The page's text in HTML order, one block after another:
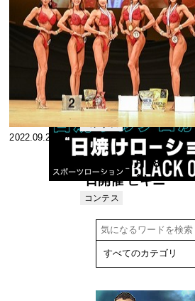
2023.09.17
第3回日本クラシ
ックフィジーク
選手権大会 /
ALL JAPAN
FITNESS
CHAMPIONSHIPS
2023 フィットモ
コンテス
ト
2022.09.21
2022年9月18
日開催 ビキニ
フィットネス
ン マスターズ
フィットネス
チャンピオン
コンテス